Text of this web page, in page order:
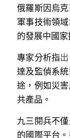
俄羅斯因烏
軍事技術領
的發展中國
專家分析指出
達及監偵系
途，例如災
共產品。
九三閱兵不僅
的國際平台